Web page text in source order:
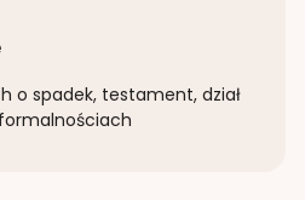
o spadek, testament, dział